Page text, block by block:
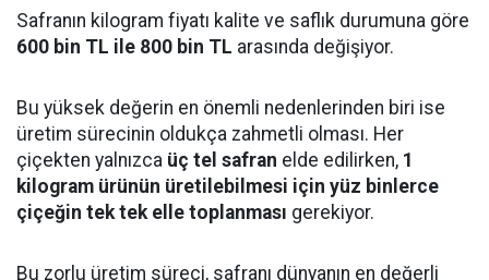
Safranın kilogram fiyatı kalite ve saflık durumuna göre
600 bin TL ile 800 bin TL arasında değişiyor.
Bu yüksek değerin en önemli nedenlerinden biri ise
üretim sürecinin oldukça zahmetli olması. Her
çiçekten yalnızca üç tel safran elde edilirken, 1
kilogram ürünün üretilebilmesi için yüz binlerce
çiçeğin tek tek elle toplanması gerekiyor.
Bu zorlu üretim süreci, safranı dünyanın en değerli